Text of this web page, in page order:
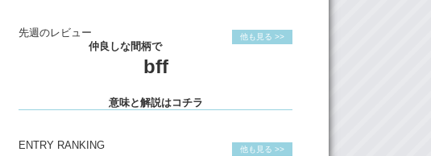
他も見る >>
先週のレビュー
仲良しな間柄で
bff
意味と解説はコチラ
他も見る >>
ENTRY RANKING